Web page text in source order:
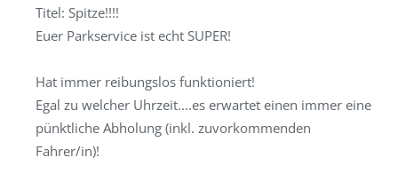
Titel: Spitze!!!!
Euer Parkservice ist echt SUPER!
Hat immer reibungslos funktioniert!
Egal zu welcher Uhrzeit....es erwartet einen immer eine
pünktliche Abholung (inkl. zuvorkommenden
Fahrer/in)!